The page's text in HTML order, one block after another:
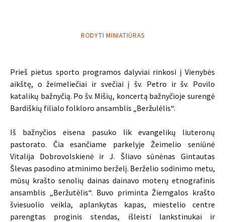
RODYTI MINIATIŪRAS
Prieš pietus sporto programos dalyviai rinkosi į Vienybės
aikštę, o žeimeliečiai ir svečiai į šv. Petro ir šv. Povilo
katalikų bažnyčią. Po šv. Mišių, koncertą bažnyčioje surengė
Bardiškių filialo folkloro ansamblis „Beržulėlis“.
Iš bažnyčios eisena pasuko lik evangelikų liuteronų
pastorato. Čia esančiame parkelyje Žeimelio seniūnė
Vitalija Dobrovolskienė ir J. Šliavo sūnėnas Gintautas
Šlevas pasodino atminimo berželį. Berželio sodinimo metu,
mūsų krašto senolių dainas dainavo moterų etnografinis
ansamblis „Beržutėlis“. Buvo priminta Žiemgalos krašto
šviesuolio veikla, aplankytas kapas, miestelio centre
parengtas proginis stendas, išleisti lankstinukai ir